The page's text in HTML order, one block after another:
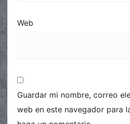
Web
Guardar mi nombre, correo
web en este navegador para